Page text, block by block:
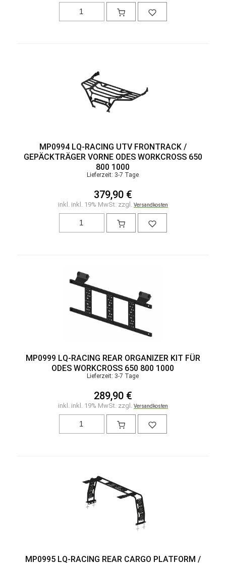
MP0994 LQ-RACING UTV FRONTRACK /
GEPÄCKTRÄGER VORNE ODES WORKCROSS 650
800 1000
Lieferzeit: 3-7 Tage
379,90 €
inkl. inkl. 19% MwSt. zzgl. Versandkosten
MP0999 LQ-RACING REAR ORGANIZER KIT FÜR
ODES WORKCROSS 650 800 1000
Lieferzeit: 3-7 Tage
289,90 €
inkl. inkl. 19% MwSt. zzgl. Versandkosten
MP0995 LQ-RACING REAR CARGO PLATFORM /